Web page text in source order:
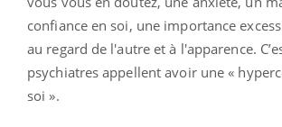
confiance en soi, une importance
au regard de l'autre et à l'apparence.
psychiatres appellent avoir une «
soi ».